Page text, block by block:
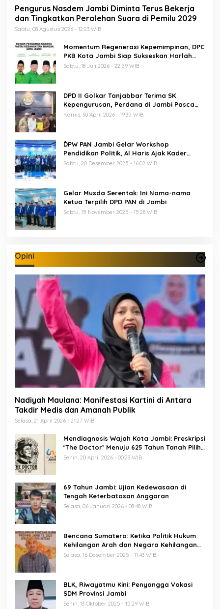
Pengurus Nasdem Jambi Diminta Terus Bekerja
dan Tingkatkan Perolehan Suara di Pemilu 2029
Sabtu, 08 Agustus 2026 - 12:23 WIB
Momentum Regenerasi Kepemimpinan, DPC
PKB Kota Jambi Siap Sukseskan Harlah
PKB ke-28
Sabtu, 18 Juli 2026 - 22:59 WIB
DPD II Golkar Tanjabbar Terima SK
Kepengurusan, Perdana di Jambi Pasca
Musda
Kamis, 30 April 2026 - 19:35 WIB
ĎPW PAN Jambi Gelar Workshop
Pendidikan Politik, Al Haris Ajak Kader
Perkuat Soliditas Jelang Pemilu 2029
Sabtu, 20 Desember 2025 - 16:02 WIB
Gelar Musda Serentak: Ini Nama-nama
Ketua Terpilih DPD PAN di Jambi
Sabtu, 15 November 2025 - 15:28 WIB
Opini
Nadiyah Maulana: Manifestasi Kartini di Antara
Takdir Medis dan Amanah Publik
Selasa, 21 April 2026 - 21:27 WIB
Mendiagnosis Wajah Kota Jambi: Preskripsi
‘The Doctor’ Menuju 625 Tahun Tanah Pilih
Pusako Batuah
Senin, 20 April 2026 - 00:23 WIB
69 Tahun Jambi: Ujian Kedewasaan di
Tengah Keterbatasan Anggaran
Selasa, 06 Januari 2026 - 08:48 WIB
Bencana Sumatera: Ketika Politik Hukum
Kehilangan Arah dan Negara Kehilangan
Keberanian
Selasa, 16 Desember 2025 - 11:43 WIB
BLK, Riwayatmu Kini: Penyangga Vokasi
SDM Provinsi Jambi
Senin, 13 Oktober 2025 - 15:29 WIB